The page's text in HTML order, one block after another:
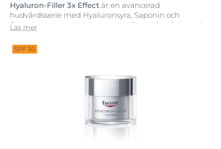
Hyaluron-Filler 3x Effect är en avancerad
hudvårdsserie med Hyaluronsyra, Saponin och
Enoxolone vars produkter verkar för att återfukta och
effektiv återfuktning.
Läs mer
SPF 30